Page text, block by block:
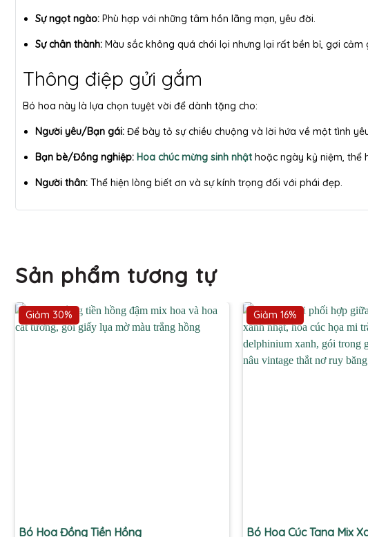
Sự ngọt ngào: Phù hợp với những tâm hồn lãng mạn, yêu đời.
Sự chân thành: Màu sắc không quá chói lọi nhưng lại rất bền bỉ, gợi
Thông điệp gửi gắm
Bó hoa này là lựa chọn tuyệt vời để dành tặng cho:
Người yêu/Bạn gái: Để bày tỏ sự chiều chuộng và lời hứa về một tình
Bạn bè/Đồng nghiệp: Hoa chúc mừng sinh nhật hoặc ngày kỷ niệm, thể
Người thân: Thể hiện lòng biết ơn và sự kính trọng đối với phái đẹp.
Sản phẩm tương tự
Giảm 30%
Bó Hoa Đồng Tiền Hồng
Giảm 16%
Bó Hoa Cúc Tana Mix